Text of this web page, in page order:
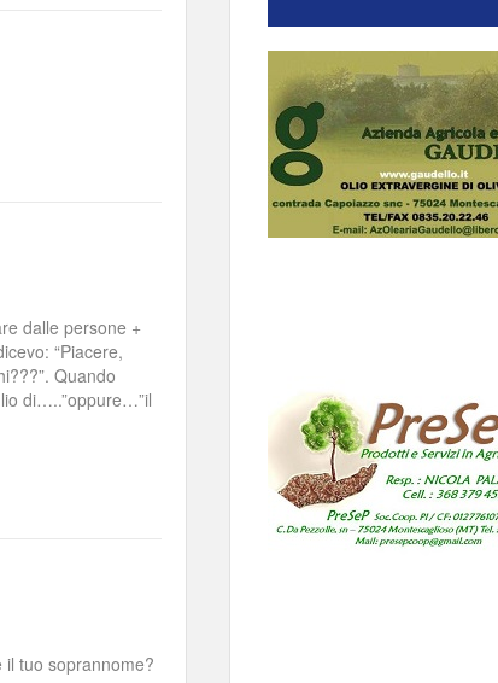
dalle persone +
“Piacere,
Quando
di…..”oppure…”il
il tuo soprannome?